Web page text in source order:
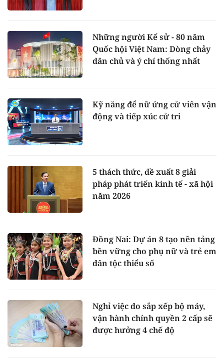
Những người Kể sử - 80 năm
Quốc hội Việt Nam: Dòng chảy
dân chủ và ý chí thống nhất
Kỹ năng để nữ ứng cử viên vận
động và tiếp xúc cử tri
5 thách thức, đề xuất 8 giải
pháp phát triển kinh tế - xã hội
năm 2026
Đồng Nai: Dự án 8 tạo nền tảng
bền vững cho phụ nữ và trẻ em
dân tộc thiểu số
Nghỉ việc do sắp xếp bộ máy,
vận hành chính quyền 2 cấp sẽ
được hưởng 4 chế độ